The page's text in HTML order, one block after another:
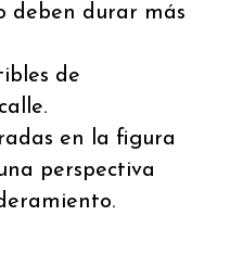
deben durar más
de
en la figura
perspectiva